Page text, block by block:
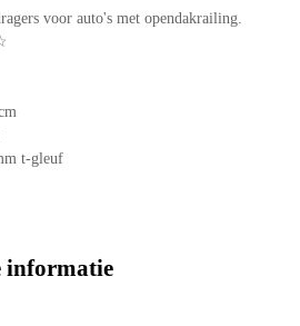
voor auto's met opendakrailing.
t-gleuf
informatie